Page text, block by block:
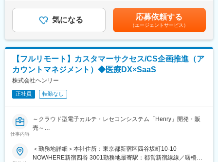
変更の範囲：会社の定める業務
進めています。
る昇進の機会など、営業における白地・伸びしろが大きくキャリ
アアップのチャンスが多くあります。
★高い定着率と社風
異なるエリア同士でも連携するなどチームワークのある社風で、
退職者が少なく、若手だけでなく40代以上のベテラン社員も多い
のが特徴です。グローバル・日本法人ともにボトムアップの文化
があり、日本のマーケットやKOLの声に即した製品提供を行って
いるため、自信をもった営業活動が可能です。
▽業務内容
宅からの直行直帰でジョイント機器の営業活動を行って頂きま
す。営業のスタイルは深耕営業で、医師との関係構築によるアカ
に、ターゲットボーナスのインセンティブがあります。賃金はあ
くまでも目安の金額であり、選考を通じて上下する可能性があり
ます。月給(月額)は固定手当を含めた表記です。
気になる 応募依頼する
（エージェントサービス）
【フルリモート】カスタマーサクセス/CS企画推進（ア
カウントマネジメント）◆医療DX×SaaS
株式会社ヘンリー
正社員 転勤なし
仕事内容
～クラウド型電子カルテ・レセコンシステム「Henry」開発・販
売～
【募集背景】
「Henry」はリリースから3年が経ち、新規契約が着実に積み上が
＜勤務地詳細＞本社住所：東京都新宿区四谷坂町10-10
NOW/HERE新宿四谷 3001勤務地最寄駅：都営新宿線線／曙橋駅